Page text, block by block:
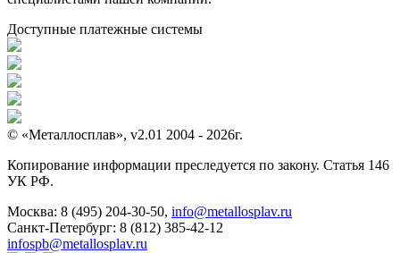
Доступные платежные системы
© «Металлосплав», v2.01 2004 - 2026г.
Копирование информации преследуется по закону. Статья 146
УК РФ.
Москва: 8 (495) 204-30-50, info@metallosplav.ru
Санкт-Петербург: 8 (812) 385-42-12
infospb@metallosplav.ru